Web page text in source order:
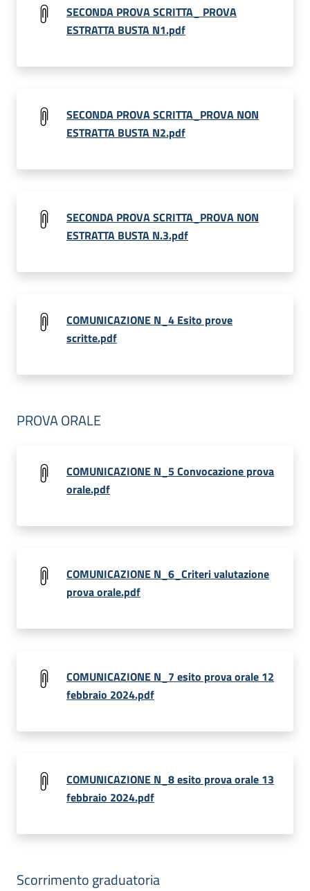
SECONDA PROVA SCRITTA_ PROVA
ESTRATTA BUSTA N1.pdf
SECONDA PROVA SCRITTA_PROVA NON
ESTRATTA BUSTA N2.pdf
SECONDA PROVA SCRITTA_PROVA NON
ESTRATTA BUSTA N.3.pdf
COMUNICAZIONE N_4 Esito prove
scritte.pdf
PROVA ORALE
COMUNICAZIONE N_5 Convocazione prova
orale.pdf
COMUNICAZIONE N_6_Criteri valutazione
prova orale.pdf
COMUNICAZIONE N_7 esito prova orale 12
febbraio 2024.pdf
COMUNICAZIONE N_8 esito prova orale 13
febbraio 2024.pdf
Scorrimento graduatoria